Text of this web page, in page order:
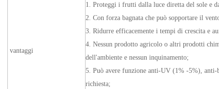
vantaggi
1. Proteggi i frutti dalla luce diretta del sole e
2. Con forza bagnata che può sopportare il
3. Ridurre efficacemente i tempi di crescita e
4. Nessun prodotto agricolo o altri prodotti
dell'ambiente e nessun inquinamento;
5. Può avere funzione anti-UV (1% -5%),
richiesta;